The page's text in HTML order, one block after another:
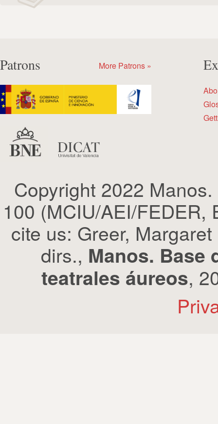
Patrons More Patrons »
Copyright 2022
100 (MCIU/AEI/
cite us: Greer,
dirs., Manos. Base
teatrales áureos,